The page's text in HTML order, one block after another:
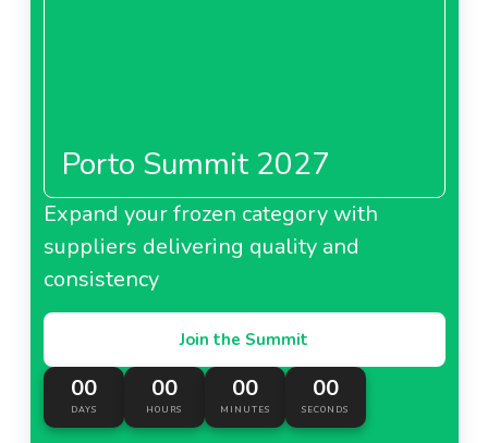
Porto Summit 2027
Expand your frozen category with
suppliers delivering quality and
consistency
Join the Summit
00
DAYS
00
HOURS
00
MINUTES
00
SECONDS